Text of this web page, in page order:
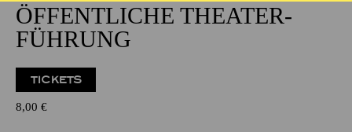
ÖFFENTLICHE THEATER­
FÜHRUNG
TICKETS
8,00 €